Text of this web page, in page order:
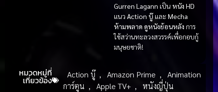
Gurren Lagann เป็น หนัง HD
แนว Action บู๊ และ Mecha
ห้ามพลาด ดูหนังย้อนหลัง การ
ใช้สว่านทะลวงสวรรค์เพื่อกอบกู้
มนุษยชาติ!
หมวดหมู่ที่
เกี่ยวข้อง
Action บู๊ , Amazon Prime ,
Animation
การ์ตูน , Apple TV+ , หนังญี่ปุ่น